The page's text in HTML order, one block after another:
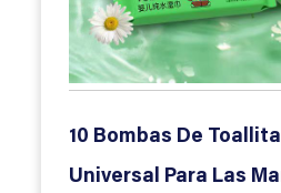
10 Bombas De
Universal Para Las